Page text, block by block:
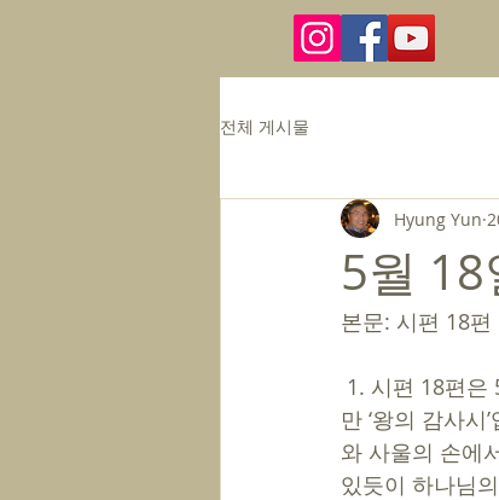
전체 게시물
5월
Hyung Yun
본문: 시편 18편
만 ‘왕의 감사
와 사울의 손에
있듯이 하나님